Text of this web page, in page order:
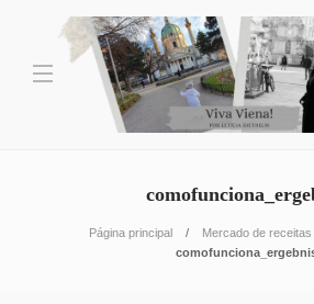
Página principal
Mercado de